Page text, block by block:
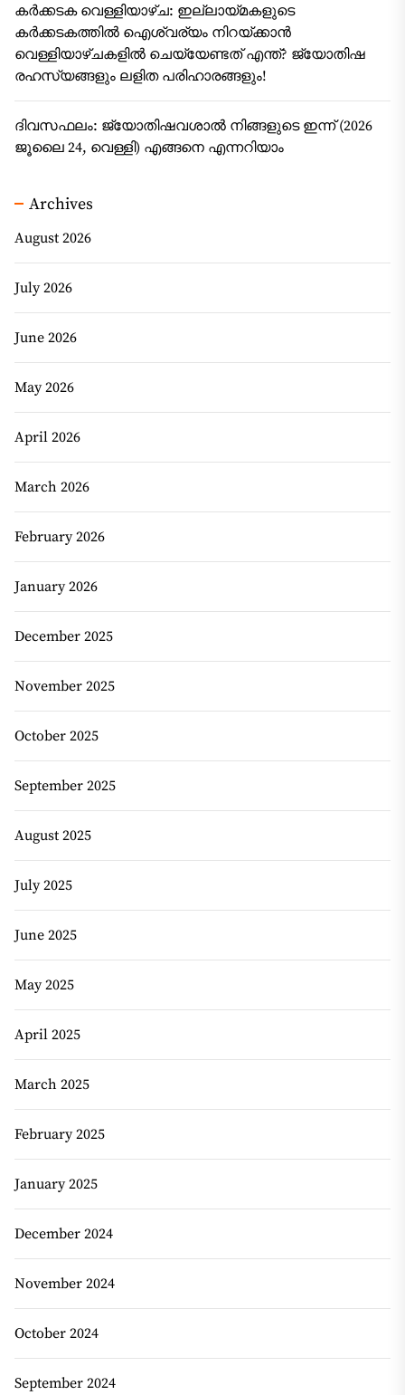
കർക്കടക വെള്ളിയാഴ്ച: ഇല്ലായ്മകളുടെ
കർക്കടകത്തിൽ ഐശ്വര്യം നിറയ്ക്കാൻ
വെള്ളിയാഴ്ചകളിൽ ചെയ്യേണ്ടത് എന്ത്? ജ്യോതിഷ
രഹസ്യങ്ങളും ലളിത പരിഹാരങ്ങളും!
ദിവസഫലം: ജ്യോതിഷവശാൽ നിങ്ങളുടെ ഇന്ന്‌ (2026
ജൂലൈ 24, വെള്ളി) എങ്ങനെ എന്നറിയാം
Archives
August 2026
July 2026
June 2026
May 2026
April 2026
March 2026
February 2026
January 2026
December 2025
November 2025
October 2025
September 2025
August 2025
July 2025
June 2025
May 2025
April 2025
March 2025
February 2025
January 2025
December 2024
November 2024
October 2024
September 2024